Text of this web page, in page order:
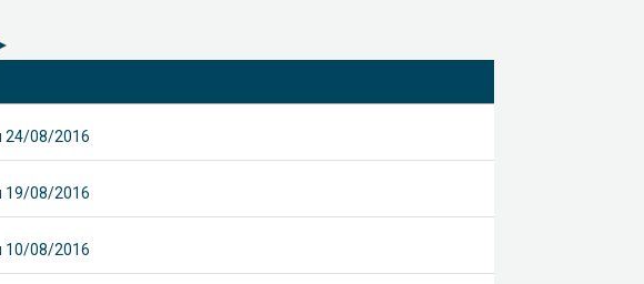
24/08/2016
19/08/2016
10/08/2016